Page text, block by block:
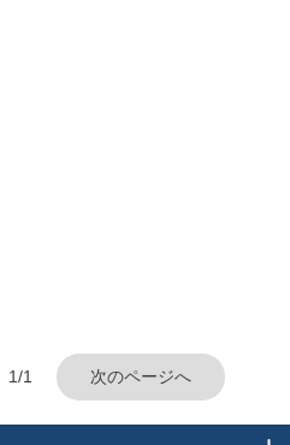
1/1 次のページへ